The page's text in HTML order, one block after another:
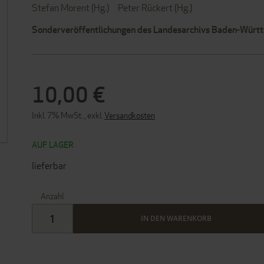
Stefan Morent (Hg.)
Peter Rückert (Hg.)
Sonderveröffentlichungen des Landesarchivs Baden-
10,00 €
Inkl. 7% MwSt. , exkl. Versandkosten
AUF LAGER
lieferbar
Anzahl
IN DEN WARENKORB